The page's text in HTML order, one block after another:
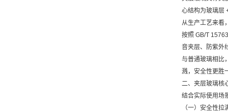
心结构为玻璃层
从生产工艺来看
按照 GB/T
音夹层、防紫外
与普通玻璃相比
溅，安全性更胜
二、夹层玻璃核
结合实际使用场
（一）安全性